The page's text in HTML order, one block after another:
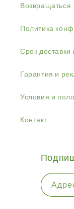
Возвращаться
Политика
Срок доставки
Гарантия и
Условия и
Контакт